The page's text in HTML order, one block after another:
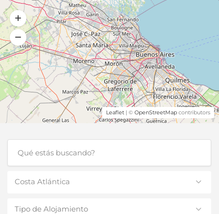
Leaflet | © OpenStreetMap contributors
Costa Atlántica
Tipo de Alojamiento